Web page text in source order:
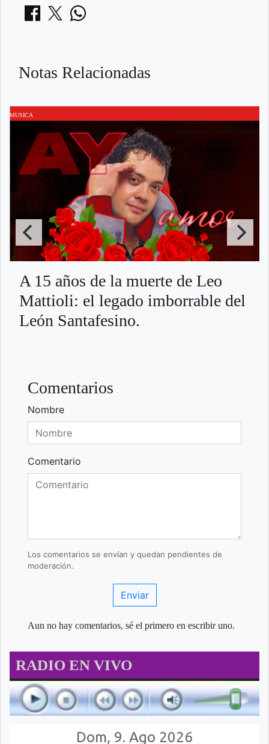
Notas Relacionadas
MUSICA
A 15 años de la muerte de Leo
Mattioli: el legado imborrable del
León Santafesino.
Comentarios
Nombre
Comentario
Los comentarios se envían y quedan pendientes de
moderación.
Enviar
Aun no hay comentarios, sé el primero en escribir uno.
RADIO EN VIVO